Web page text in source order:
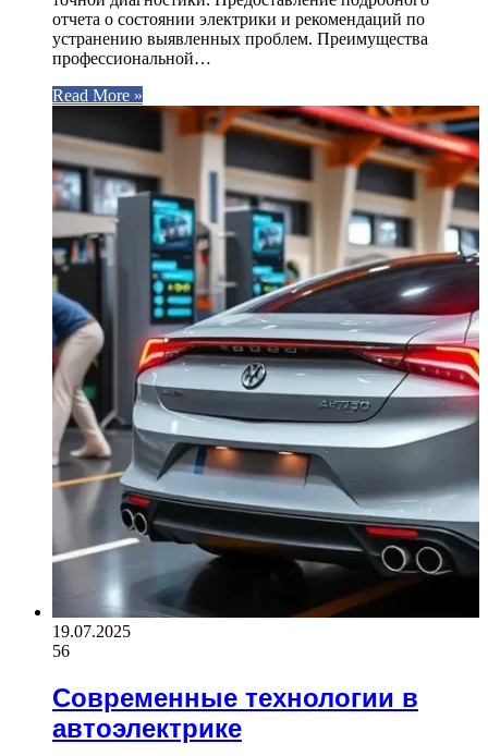
отчета о состоянии электрики и рекомендаций по
устранению выявленных проблем. Преимущества
профессиональной…
Read More »
19.07.2025
56
Современные технологии в
автоэлектрике